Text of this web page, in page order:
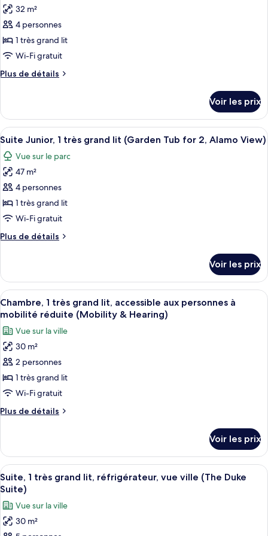
1
canapé-
lit
très
grand
lit
canapé-
lit
pour
ce
type
de
chambre :
Chambre,
très
grand
lit
(Garden
Tub
with
Airbath,
Alamo
View)
32 m²
4 personnes
1 très grand lit
Wi-Fi gratuit
Plus de détails
Plus
le
type
de
Chambre,
grand
lit
(Garden
Tub
with
Voir les prix
Afficher
toutes
les
photos
pour
ce
type
chambre :
très
grand
lit
(Garden
Tub
for
2,
Alamo
View)
Une chambre d’hôtel avec un
10
Suite Junior, 1 très grand lit (Garden Tub for 2, Alamo View)
Vue sur le parc
47 m²
4 personnes
1 très grand lit
Wi-Fi gratuit
Plus de détails
Plus
le
type
de
chambre
Junior,
très
grand
lit
Tub
for
2,
Voir les prix
Afficher
toutes
les
photos
pour
ce
type
de
chambre :
Chambre,
très
grand
lit,
accessible
aux
personnes
à
Une chambre d’hôtel avec un
15
Chambre, 1 très grand lit, accessible aux personnes à
mobilité réduite (Mobility & Hearing)
Vue sur la ville
30 m²
2 personnes
1 très grand lit
Wi-Fi gratuit
Plus de détails
Plus
le
type
de
chambre
Chambre,
très
grand
Voir les prix
Afficher
toutes
les
photos
pour
Une chambre d’hôtel avec un
18
Suite, 1 très grand lit, réfrigérateur, vue ville (The Duke
Suite)
Vue sur la ville
30 m²